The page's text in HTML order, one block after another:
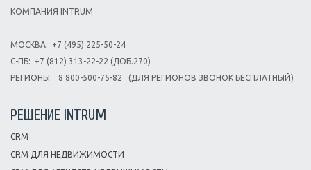
КОМПАНИЯ INTRUM
МОСКВА:
+7 (495) 225-50-24
С-ПБ:
+7 (812) 313-22-22 (ДОБ.270)
РЕГИОНЫ:
8 800-500-75-82 (ДЛЯ РЕГИОНОВ ЗВОНОК БЕСПЛАТНЫЙ)
РЕШЕНИЕ INTRUM
CRM
CRM ДЛЯ НЕДВИЖИМОСТИ